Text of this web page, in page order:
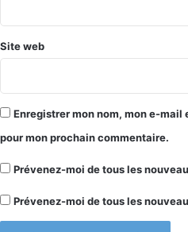
applications
Site web
Enregistrer mon nom, mon e-
pour mon prochain commentaire.
Prévenez-moi de tous les
Prévenez-moi de tous les